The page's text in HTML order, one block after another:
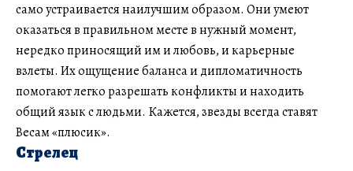
само устраивается наилучшим образом. Они умеют
оказаться в правильном месте в нужный момент,
нередко приносящий им и любовь, и карьерные
взлеты. Их ощущение баланса и дипломатичность
помогают легко разрешать конфликты и находить
общий язык с людьми. Кажется, звезды всегда ставят
Весам «плюсик».
Стрелец